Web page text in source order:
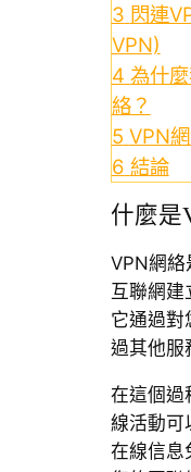
3 閃連
VPN)
4 為什
絡？
5 VPN
6 結論
什麼是
VPN網絡
互聯網建
它通過對
過其他服
在這個過
線活動可
在線信息